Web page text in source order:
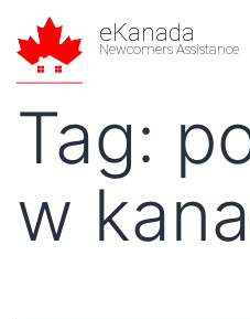
eKanada
Newcomers Assistance
Tag:
w